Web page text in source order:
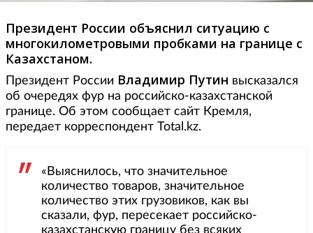
Президент России объяснил ситуацию с
многокилометровыми пробками на границе с
Казахстаном.
Президент России Владимир Путин высказался
об очередях фур на российско-казахстанской
границе. Об этом сообщает сайт Кремля,
передает корреспондент Total.kz.
«Выяснилось, что значительное
количество товаров, значительное
количество этих грузовиков, как вы
сказали, фур, пересекает российско-
казахстанскую границу без всяких